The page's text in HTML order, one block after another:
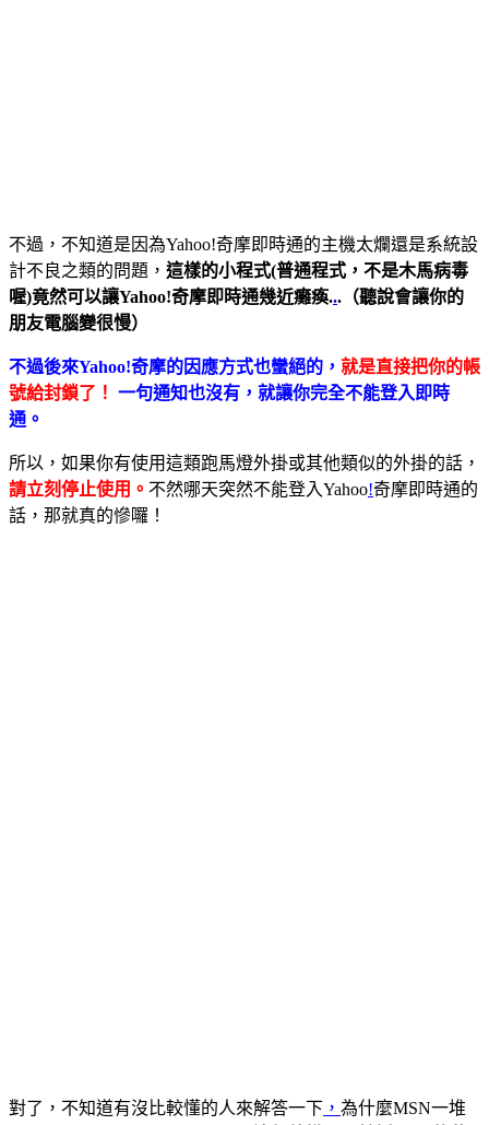
不過，不知道是因為Yahoo!奇摩即時通的主機太爛還是系統設
計不良之類的問題， 這樣的小程式(普通程式，不是木馬病毒
喔)竟然可以讓Yahoo!奇摩即時通幾近癱瘓...（聽說會讓你的
朋友電腦變很慢）
不過後來Yahoo!奇摩的因應方式也蠻絕的， 就是直接把你的帳
號給封鎖了！ 一句通知也沒有，就讓你完全不能登入即時
通。
所以，如果你有使用這類跑馬燈外掛或其他類似的外掛的話，
請立刻停止使用。 不然哪天突然不能登入Yahoo!奇摩即時通的
話，那就真的慘囉！
對了，不知道有沒比較懂的人來解答一下 ， 為什麼MSN一堆